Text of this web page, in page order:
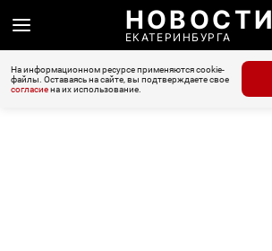
НОВОСТИ
ЕКАТЕРИНБУРГА
На информационном ресурсе применяются cookie-
файлы. Оставаясь на сайте, вы подтверждаете свое
согласиена их использование.